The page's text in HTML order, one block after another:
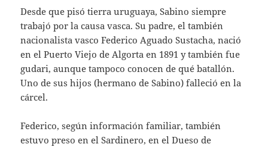
Desde que pisó tierra uruguaya, Sabino siempre
trabajó por la causa vasca. Su padre, el también
nacionalista vasco Federico Aguado Sustacha, nació
en el Puerto Viejo de Algorta en 1891 y también fue
gudari, aunque tampoco conocen de qué batallón.
Uno de sus hijos (hermano de Sabino) falleció en la
cárcel.
Federico, según información familiar, también
estuvo preso en el Sardinero, en el Dueso de